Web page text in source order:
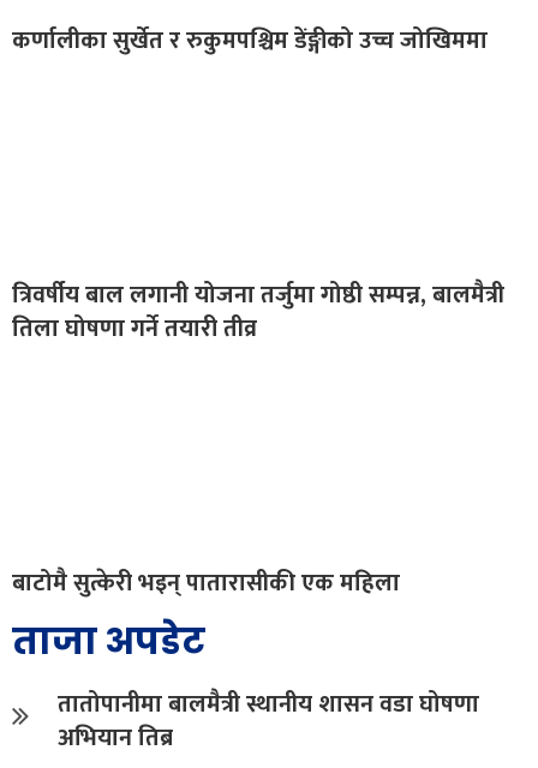
कर्णालीका सुर्खेत र रुकुमपश्चिम डेंङ्गीको उच्च जोखिममा
त्रिवर्षीय बाल लगानी योजना तर्जुमा गोष्ठी सम्पन्न, बालमैत्री
तिला घोषणा गर्ने तयारी तीव्र
बाटोमै सुत्केरी भइन् पातारासीकी एक महिला
ताजा अपडेट
तातोपानीमा बालमैत्री स्थानीय शासन वडा घोषणा
अभियान तिब्र